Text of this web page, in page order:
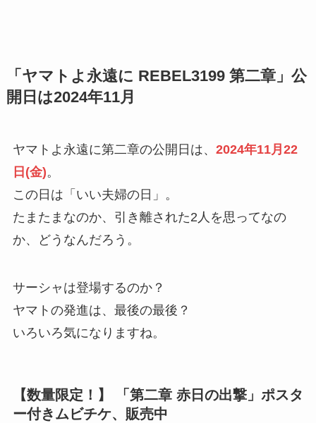
「ヤマトよ永遠に REBEL3199 第二章」公
開日は2024年11月
ヤマトよ永遠に第二章の公開日は、 2024年11月22
日(金)。
この日は「いい夫婦の日」。
たまたまなのか、引き離された2人を思ってなの
か、どうなんだろう。
サーシャは登場するのか？
ヤマトの発進は、最後の最後？
いろいろ気になりますね。
【数量限定！】
「第二章 赤日の出撃」ポスタ
ー付きムビチケ、販売中